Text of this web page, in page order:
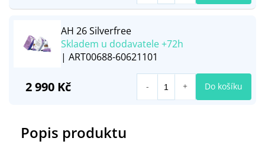
Popis produktu
AH 26 Silverfree
Skladem u dodavatele +72h
| ART00688-60621101
2 990 Kč Do košíku